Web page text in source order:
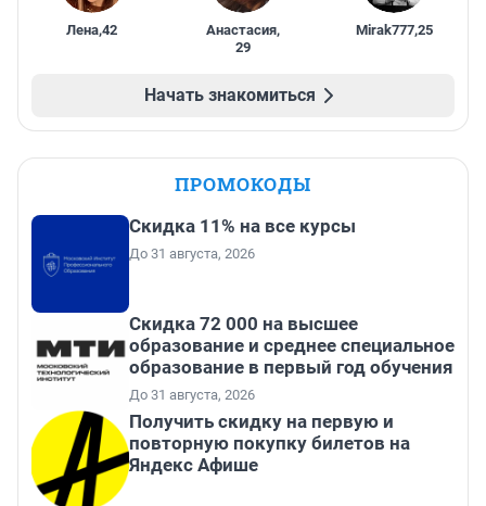
Лена,42 Анастасия,
29
Mirak777,25
Начать знакомиться
ПРОМОКОДЫ
Скидка 11% на все курсы
До 31 августа, 2026
Скидка 72 000 на высшее
образование и среднее специальное
образование в первый год обучения
До 31 августа, 2026
Получить скидку на первую и
повторную покупку билетов на
Яндекс Афише